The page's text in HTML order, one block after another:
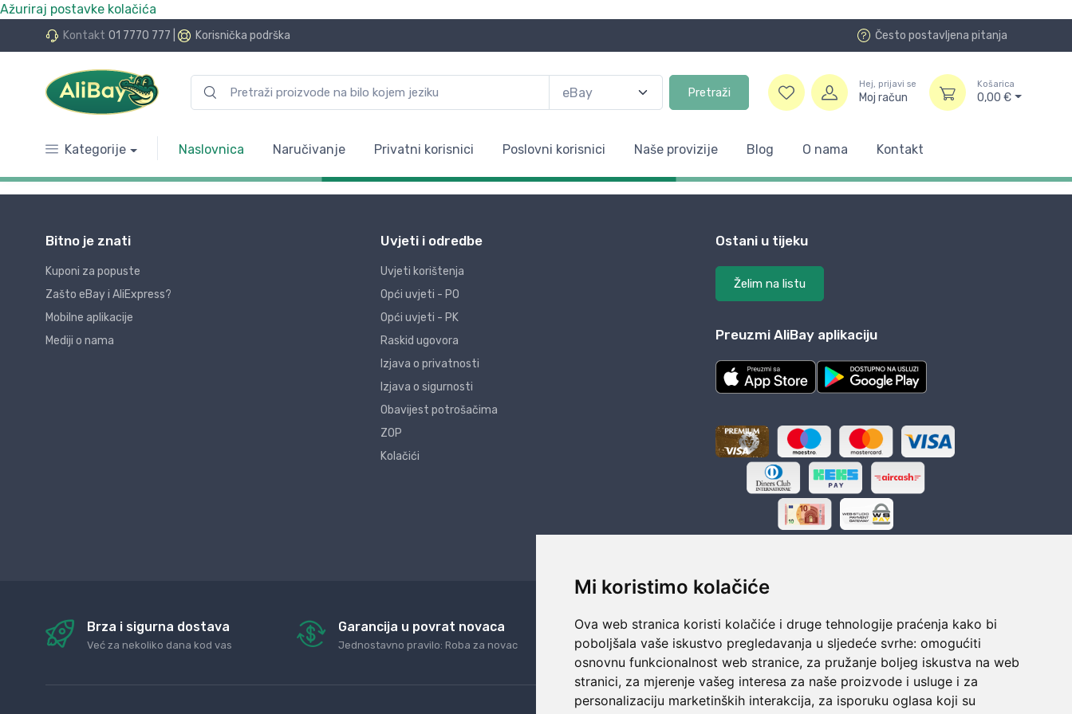
Mi koristimo kolačiće
Ova web stranica koristi kolačiće i druge tehnologije praćenja kako bi
poboljšala vaše iskustvo pregledavanja u sljedeće svrhe: omogućiti
osnovnu funkcionalnost web stranice, za pružanje boljeg iskustva na web
stranici, za mjerenje vašeg interesa za naše proizvode i usluge i za
personalizaciju marketinških interakcija, za isporuku oglasa koji su
Ažuriraj postavke kolačića
Kontakt 01 7770 777 Korisnička podrška Često postavljena pitanja
Pretraži
Hej, prijavi se
Moj račun
Košarica
0,00 €
Kategorije Naslovnica Naručivanje Privatni korisnici Poslovni korisnici Naše provizije Blog O nama Kontakt
Bitno je znati
Kuponi za popuste
Zašto eBay i AliExpress?
Mobilne aplikacije
Mediji o nama
Uvjeti i odredbe
Uvjeti korištenja
Opći uvjeti - PO
Opći uvjeti - PK
Raskid ugovora
Izjava o privatnosti
Izjava o sigurnosti
Obavijest potrošačima
ZOP
Kolačići
Ostani u tijeku
Želim na listu
Preuzmi AliBay aplikaciju
Brza i sigurna dostava
Već za nekoliko dana kod vas
Garancija u povrat novaca
Jednostavno pravilo: Roba za novac
24/7 odlična podrška
Naši agenti uvijek na raspolaganju
Sigurno obročno plaćanje
Do 24 rata bez kamata